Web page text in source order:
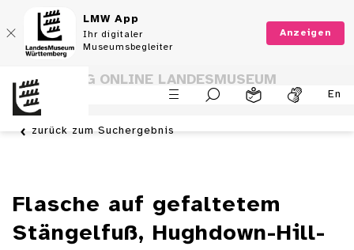
LMW App
Ihr digitaler
Museumsbegleiter
Anzeigen
En
SAMMLUNG ONLINE LANDESMUSEUM
WÜRTTEMBERG
zurück zum Suchergebnis
Flasche auf gefaltetem
Stängelfuß, Hughdown-Hill-